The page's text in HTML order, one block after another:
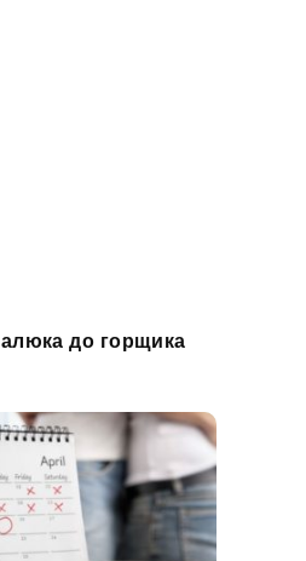
до горщика